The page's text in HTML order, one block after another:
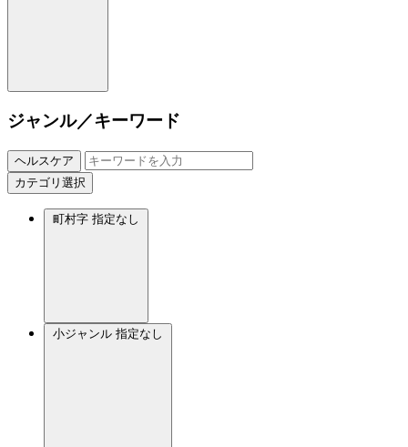
ジャンル／キーワード
ヘルスケア
カテゴリ選択
町村字 指定なし
小ジャンル 指定なし